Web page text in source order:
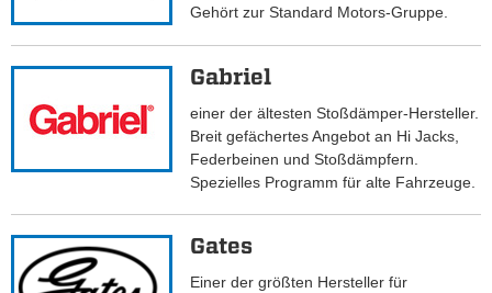
Gehört zur Standard Motors-Gruppe.
Gabriel
einer der ältesten Stoßdämper-Hersteller.
Breit gefächertes Angebot an Hi Jacks,
Federbeinen und Stoßdämpfern.
Spezielles Programm für alte Fahrzeuge.
Gates
Einer der größten Hersteller für